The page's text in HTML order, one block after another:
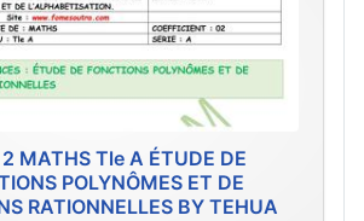
2 MATHS Tle A ÉTUDE DE
POLYNÔMES ET DE
RATIONNELLES BY TEHUA